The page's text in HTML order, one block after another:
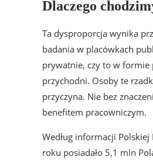
Dlaczego
Ta dysproporcja wynika
badania w placówkach
prywatnie, czy to w formie
przychodni. Osoby te
przyczyna. Nie bez
benefitem pracowniczym.
Według informacji
roku posiadało 5,1 mln